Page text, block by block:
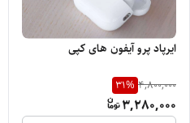
ایرپاد پرو آیفون های کپی
4,800,000
31%
3,280,000